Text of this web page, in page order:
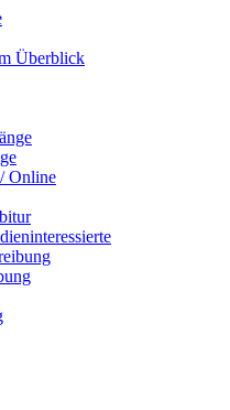
Überblick
Online